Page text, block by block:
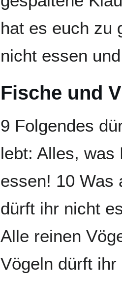
hat es euch zu
nicht essen
Fische und
9 Folgendes
lebt: Alles, was
essen! 10 Was
dürft ihr nicht
Alle reinen
Vögeln dürft